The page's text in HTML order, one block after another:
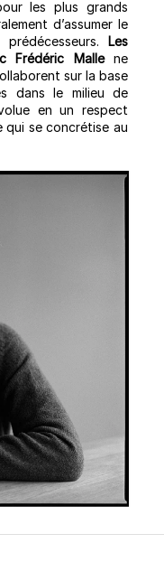
les plus grands
d’assumer le
Les
Frédéric Mallene
sur la base
dans le milieu de
en un respect
qui se concrétise au